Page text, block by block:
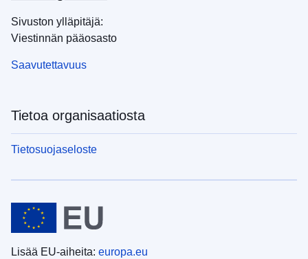
Sivuston ylläpitäjä:
Viestinnän pääosasto
Saavutettavuus
Tietoa organisaatiosta
Tietosuojaseloste
Lisää EU-aiheita: europa.eu